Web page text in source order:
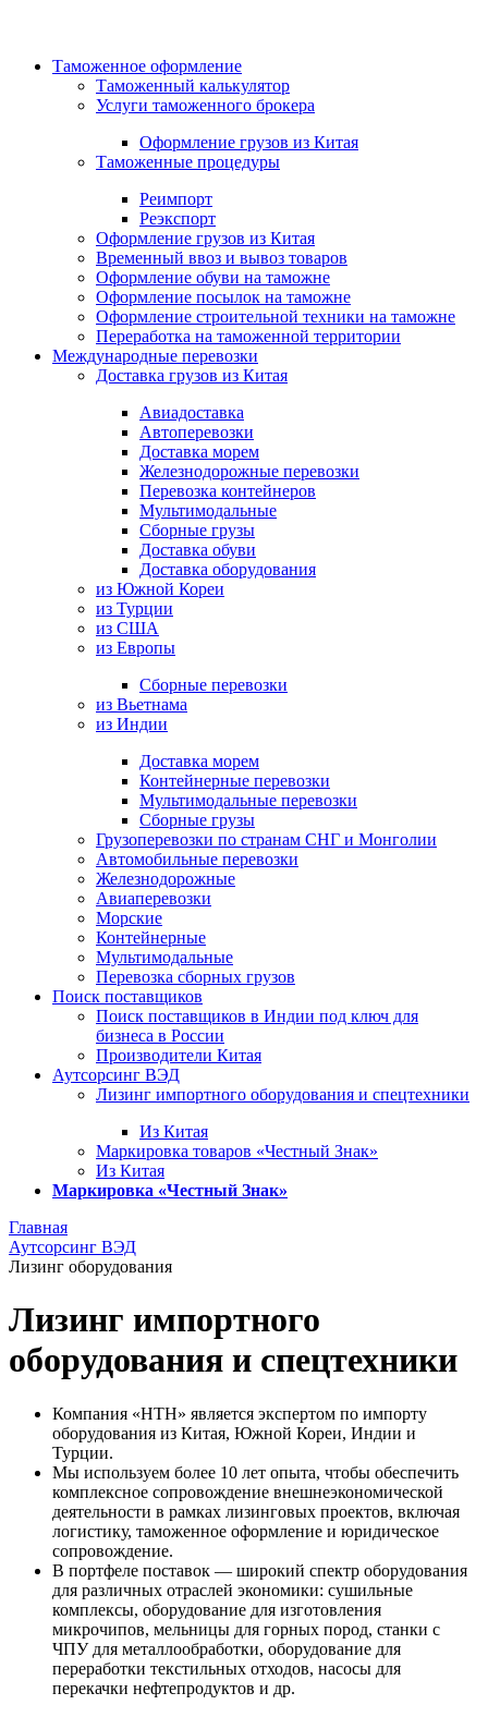
Таможенное оформление
Таможенный калькулятор
Услуги таможенного брокера
Оформление грузов из Китая
Таможенные процедуры
Реимпорт
Реэкспорт
Оформление грузов из Китая
Временный ввоз и вывоз товаров
Оформление обуви на таможне
Оформление посылок на таможне
Оформление строительной техники на таможне
Переработка на таможенной территории
Международные перевозки
Доставка грузов из Китая
Авиадоставка
Автоперевозки
Доставка морем
Железнодорожные перевозки
Перевозка контейнеров
Мультимодальные
Сборные грузы
Доставка обуви
Доставка оборудования
из Южной Кореи
из Турции
из США
из Европы
Сборные перевозки
из Вьетнама
из Индии
Доставка морем
Контейнерные перевозки
Мультимодальные перевозки
Сборные грузы
Грузоперевозки по странам СНГ и Монголии
Автомобильные перевозки
Железнодорожные
Авиаперевозки
Морские
Контейнерные
Мультимодальные
Перевозка сборных грузов
Поиск поставщиков
Поиск поставщиков в Индии под ключ для
бизнеса в России
Производители Китая
Аутсорсинг ВЭД
Лизинг импортного оборудования и спецтехники
Из Китая
Маркировка товаров «Честный Знак»
Из Китая
Маркировка «Честный Знак»
Главная
Аутсорсинг ВЭД
Лизинг оборудования
Лизинг импортного
оборудования и спецтехники
Компания «НТН» является экспертом по импорту
оборудования из Китая, Южной Кореи, Индии и
Турции.
Мы используем более 10 лет опыта, чтобы обеспечить
комплексное сопровождение внешнеэкономической
деятельности в рамках лизинговых проектов, включая
логистику, таможенное оформление и юридическое
сопровождение.
В портфеле поставок — широкий спектр оборудования
для различных отраслей экономики: сушильные
комплексы, оборудование для изготовления
микрочипов, мельницы для горных пород, станки с
ЧПУ для металлообработки, оборудование для
переработки текстильных отходов, насосы для
перекачки нефтепродуктов и др.